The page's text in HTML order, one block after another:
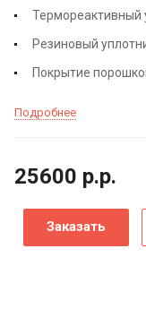
Термореактивный
Резиновый
Покрытие
Подробнее
25600 р.р.
Заказать